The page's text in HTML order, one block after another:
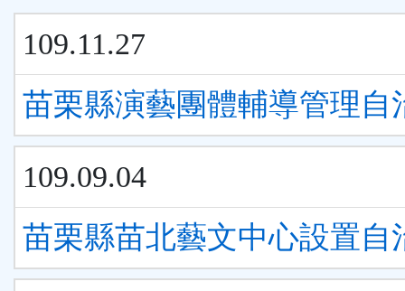
109.11.27
苗栗縣演藝團體輔導管理自
109.09.04
苗栗縣苗北藝文中心設置自